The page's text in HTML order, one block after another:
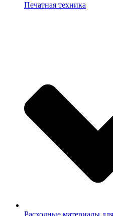
Печатная техника